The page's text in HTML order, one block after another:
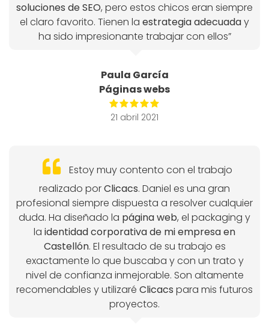
soluciones de SEO, pero estos chicos eran siempre
el claro favorito. Tienen la estrategia adecuaday
ha sido impresionante trabajar con ellos”
Paula García
Páginas webs
21 abril 2021
Estoy muy contento con el trabajo
realizado porClicacs. Daniel es una gran
profesional siempre dispuesta a resolver cualquier
duda. Ha diseñado la página web, el packaging y
la identidad corporativa de mi empresa en
Castellón. El resultado de su trabajo es
exactamente lo que buscaba y con un trato y
nivel de confianza inmejorable. Son altamente
recomendables y utilizaré Clicacs para mis futuros
proyectos.